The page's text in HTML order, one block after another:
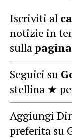
Iscriviti al
notizie in
sulla
Seguici su
stellina ★
Aggiungi
preferita su